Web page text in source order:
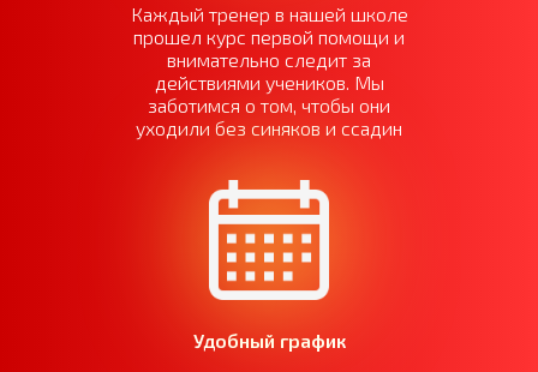
Каждый тренер в нашей школе
прошел курс первой помощи и
внимательно следит за
действиями учеников. Мы
заботимся о том, чтобы они
уходили без синяков и ссадин
Удобный график